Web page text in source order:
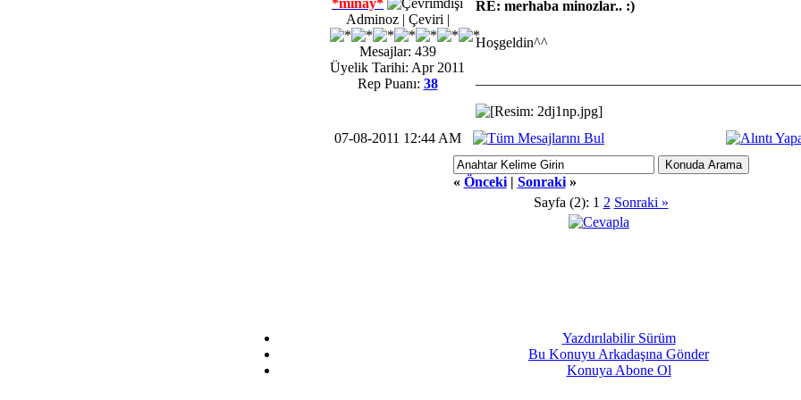
*minay*
Adminoz | Çeviri |
Mesajlar: 439
Üyelik Tarihi: Apr 2011
Rep Puanı: 38
RE: merhaba minozlar.. :)
Hoşgeldin^^
07-08-2011 12:44 AM
« Önceki| Sonraki»
Sayfa (2): 1 2 Sonraki »
Yazdırılabilir Sürüm
Bu Konuyu Arkadaşına Gönder
Konuya Abone Ol